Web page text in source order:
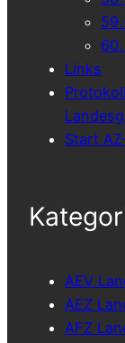
Links
Start
AEV
AEZ
AFZ